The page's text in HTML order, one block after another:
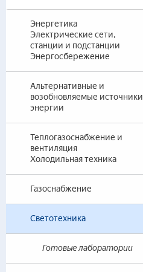
Энергетика
Электрические сети,
станции и подстанции
Энергосбережение
Альтернативные и
возобновляемые источники
энергии
Теплогазоснабжение и
вентиляция
Холодильная техника
Газоснабжение
Светотехника
Готовые лаборатории